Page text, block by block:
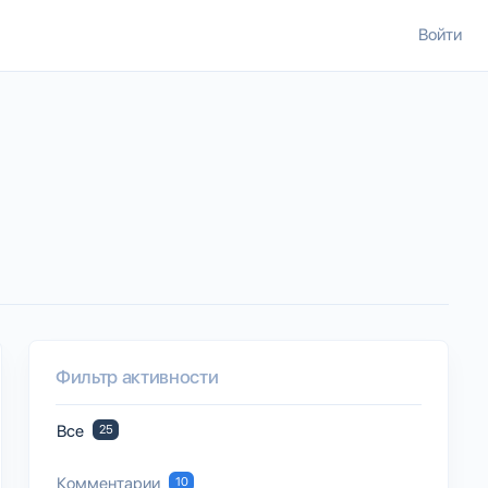
Войти
Фильтр активности
Все 25
Комментарии 10